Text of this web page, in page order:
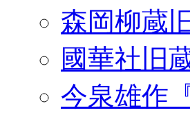
森岡柳蔵
國華社旧
今泉雄作